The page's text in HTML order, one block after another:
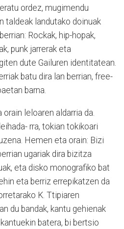
ordez, mugimendu
taldeak landutako doinuak
Rockak, hip-hopak,
punk jarrerak eta
dute Gailuren identitatean.
batu dira lan berrian, free-
barna.
leloaren aldarria da.
rra, tokian tokikoari
Hemen eta orain: Bizi
ugariak dira bizitza
eta disko monografiko bat
eta berriz errepikatzen da
K. Ttipiaren
du bandak, kantu gehienak
batera, bi bertsio